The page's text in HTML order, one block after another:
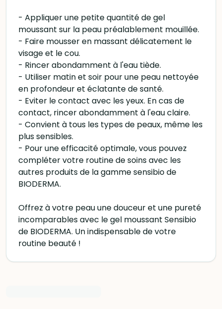
- Appliquer une petite quantité de gel
moussant sur la peau préalablement mouillée.
- Faire mousser en massant délicatement le
visage et le cou.
- Rincer abondamment à l'eau tiède.
- Utiliser matin et soir pour une peau nettoyée
en profondeur et éclatante de santé.
- Eviter le contact avec les yeux. En cas de
contact, rincer abondamment à l'eau claire.
- Convient à tous les types de peaux, même les
plus sensibles.
- Pour une efficacité optimale, vous pouvez
compléter votre routine de soins avec les
autres produits de la gamme sensibio de
BIODERMA.
Offrez à votre peau une douceur et une pureté
incomparables avec le gel moussant Sensibio
de BIODERMA. Un indispensable de votre
routine beauté !